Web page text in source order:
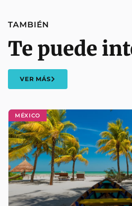
MÉXICO
TAMBIÉN
Te puede
VER MÁS